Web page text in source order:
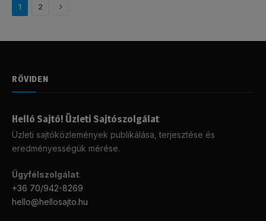
1 2 Következő
RÖVIDEN
Helló Sajtó! Üzleti Sajtószolgálat
Üzleti sajtóközlemények publikálása, terjesztése és
eredményességük mérése.
Ügyfélszolgálat:
+36 70/942-8269
hello@hellosajto.hu